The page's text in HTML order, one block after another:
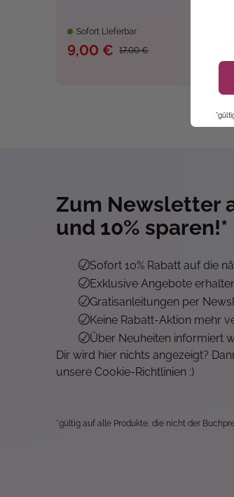
Sofort Lieferbar
17,00 €
9,00 €
Zum Newsletter
und 10% sparen!*
Sofort 10% Rabatt auf die
Exklusive Angebote
Gratisanleitungen per
Keine Rabatt-Aktion mehr
Über Neuheiten informiert
Dir wird hier nichts angezeigt?
unsere Cookie-Richtlinien :)
*gültig auf alle Produkte, die nicht der